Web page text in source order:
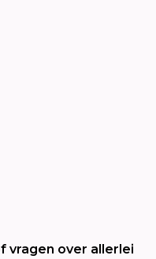
vragen over allerlei